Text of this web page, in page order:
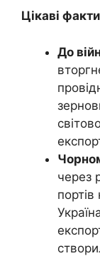
Цікаві
До
через